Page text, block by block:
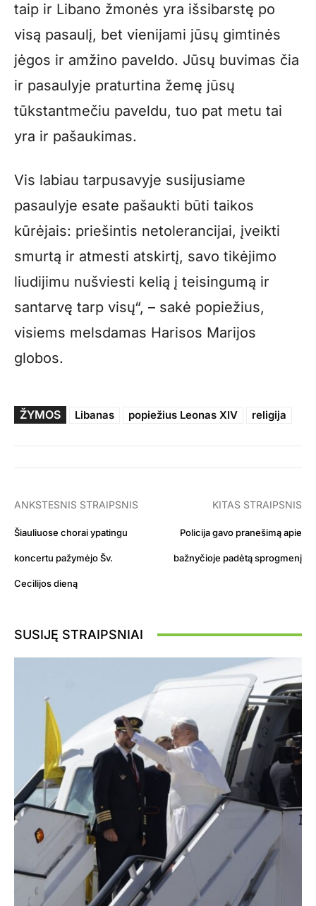
taip ir Libano žmonės yra išsibarstę po
visą pasaulį, bet vienijami jūsų gimtinės
jėgos ir amžino paveldo. Jūsų buvimas čia
ir pasaulyje praturtina žemę jūsų
tūkstantmečiu paveldu, tuo pat metu tai
yra ir pašaukimas.
Vis labiau tarpusavyje susijusiame
pasaulyje esate pašaukti būti taikos
kūrėjais: priešintis netolerancijai, įveikti
smurtą ir atmesti atskirtį, savo tikėjimo
liudijimu nušviesti kelią į teisingumą ir
santarvę tarp visų“, – sakė popiežius,
visiems melsdamas Harisos Marijos
globos.
ŽYMOS Libanas popiežius Leonas XIV religija
ANKSTESNIS STRAIPSNIS
Šiauliuose chorai ypatingu
koncertu pažymėjo Šv.
Cecilijos dieną
KITAS STRAIPSNIS
Policija gavo pranešimą apie
bažnyčioje padėtą sprogmenį
SUSIJĘ STRAIPSNIAI